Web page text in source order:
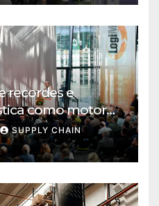
recordes e
como motor
de incerteza
SUPPLY CHAIN